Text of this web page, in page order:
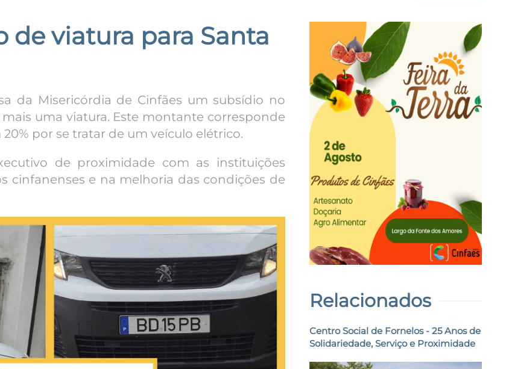
de viatura para Santa
da Misericórdia de Cinfães um subsídio no
uma viatura. Este montante corresponde
por se tratar de um veículo elétrico.
de proximidade com as instituições
cinfanenses e na melhoria das condições de
Relacionados
Centro Social de Fornelos - 25 Anos de
Solidariedade, Serviço e Proximidade